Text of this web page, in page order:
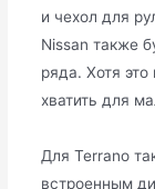
и чехол для
Nissan также
ряда. Хотя
хватить для
Для Terrano
встроенным